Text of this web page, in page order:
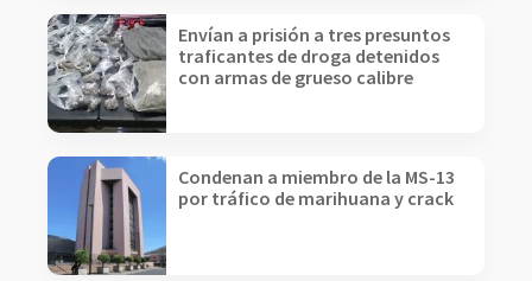
Envían a prisión a tres presuntos
traficantes de droga detenidos
con armas de grueso calibre
Condenan a miembro de la MS-13
por tráfico de marihuana y crack